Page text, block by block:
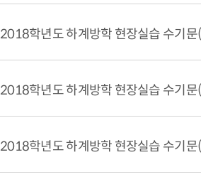
2018학년도 하계방학 현장실습 수기
2018학년도 하계방학 현장실습 수기
2018학년도 하계방학 현장실습 수기문